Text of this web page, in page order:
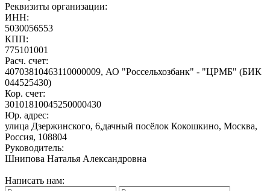
Реквизиты организации:
ИНН:
5030056553
КПП:
775101001
Расч. счет:
40703810463110000009, АО "Россельхозбанк" - "ЦРМБ" (БИК
044525430)
Кор. счет:
30101810045250000430
Юр. адрес:
улица Дзержинского, 6,дачный посёлок Кокошкино, Москва,
Россия, 108804
Руководитель:
Шнипова Наталья Александровна
Написать нам: